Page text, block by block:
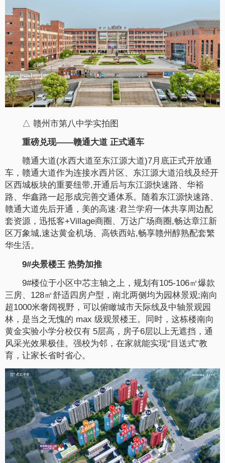
△ 赣州市第八中学实拍图
重磅兑现——赣通大道 正式通车
赣通大道(水西大道至东江源大道)7月底正式开放通
车，赣通大道作为连接水西片区、东江源大道沿线及经开
区西城板块的重要纽带,开通后与东江源快速路、华裕
路、华鑫路一起形成完善交通体系。随着东江源快速路、
赣通大道先后开通，美的高速·君兰学府一体共享周边配
套资源，迅抵客+Village商圈、万达广场商圈,畅达章江新
区万象城,速达黄金机场、高铁西站,畅享赣州醇熟配套繁
华生活。
9#央景楼王 热势加推
9#楼位于小区中芯主轴之上，规划有105-106㎡爆款
三房、128㎡舒适四房户型，南北两侧均为园林景观;南向
超1000米奢阔视野，可以俯瞰城市天际线及中轴景观园
林，是当之无愧的 max 级观景楼王。同时，这栋楼南向
黄金实验小学分校仅有 5层高，房子6层以上无遮挡，通
风采光效果极佳。强校为邻，在家就能实现“目送式”教
育，让家长省时省心。